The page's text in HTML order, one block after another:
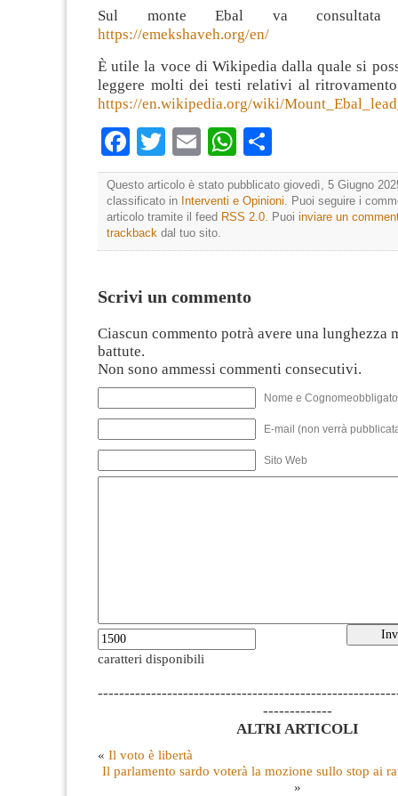
Sul monte Ebal va consultata
https://emekshaveh.org/en/
È utile la voce di Wikipedia dalla quale si
leggere molti dei testi relativi al
https://en.wikipedia.org/wiki/
Facebook
TwitterEmailWhatsApp
Questo articolo è stato pubblicato giovedì, 5 Giugno
classificato in Interventi e Opinioni. Puoi seguire i
articolo tramite il feed RSS 2.0. Puoi inviare un
trackback dal tuo sito.
Scrivi un commento
Ciascun commento potrà avere una lunghezza
battute.
Non sono ammessi commenti consecutivi.
Nome e
E-mail (non verrà
Sito Web
caratteri disponibili
-------------
ALTRI ARTICOLI
« Il voto è libertà
Il parlamento sardo voterà la mozione sullo stop ai
»